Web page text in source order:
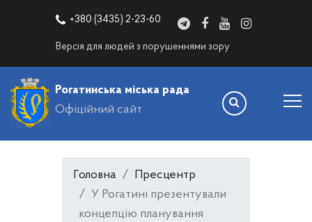
+380 (3435) 2-23-60
Версія для людей з порушеннями зору
Рогатинська міська рада
Офіційний сайт
Головна
Пресцентр
У Рогатині презентували
концепцію планування